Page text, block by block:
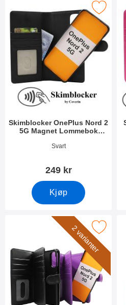
Skimblocker OnePlus Nord 2
5G Magnet Lommebok
Varenummer 51460
Svart
249 kr
Kjøp
OnePlus Nord 2 5GMerk
2 varianter
XL Magnet WalletMerk xL